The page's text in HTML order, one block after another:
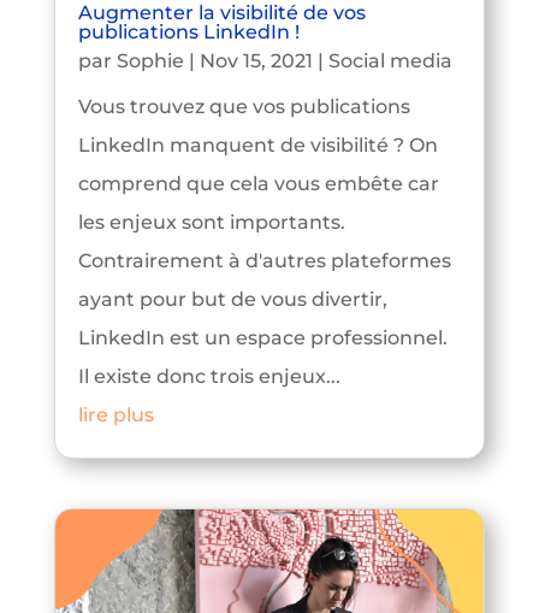
Augmenter la visibilité de vos
publications LinkedIn !
par Sophie Nov 15, 2021
Social media
Vous trouvez que vos publications
LinkedIn manquent de visibilité ? On
comprend que cela vous embête car
les enjeux sont importants.
Contrairement à d'autres plateformes
ayant pour but de vous divertir,
LinkedIn est un espace professionnel.
Il existe donc trois enjeux...
lire plus